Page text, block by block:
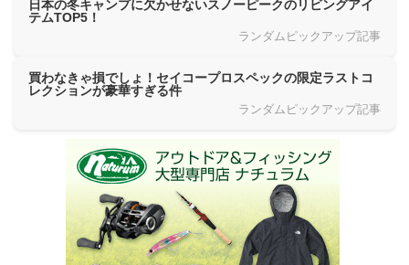
日本の冬キャンプに欠かせないスノーピークのリビングアイ
テムTOP5！
ランダムピックアップ記事
買わなきゃ損でしょ！セイコープロスペックの限定ラストコ
レクションが豪華すぎる件
ランダムピックアップ記事